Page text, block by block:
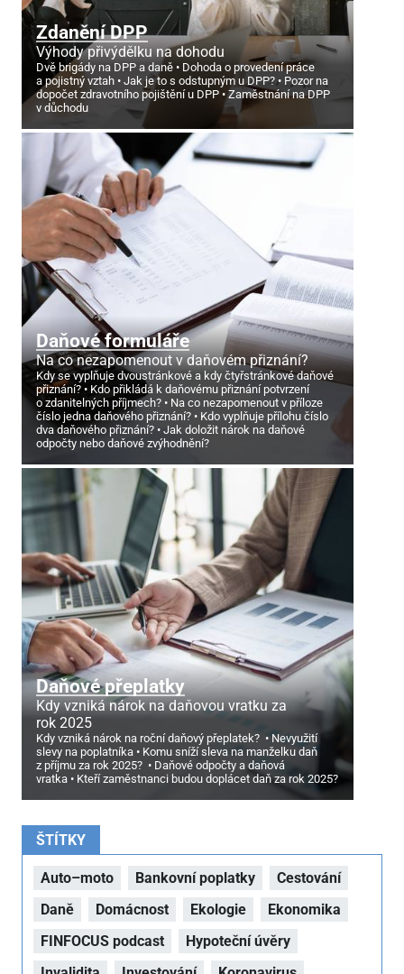
Zdanění DPP
Výhody přivýdělku na dohodu
Dvě brigády na DPP a daně
Dohoda o provedení práce
a pojistný vztah
Jak je to s odstupným u DPP?
Pozor na
dopočet zdravotního pojištění u DPP
Zaměstnání na DPP
v důchodu
Daňové formuláře
Na co nezapomenout v daňovém přiznání?
Kdy se vyplňuje dvoustránkové a kdy čtyřstránkové daňové
přiznání?
Kdo přikládá k daňovému přiznání potvrzení
o zdanitelných příjmech?
Na co nezapomenout v příloze
číslo jedna daňového přiznání?
Kdo vyplňuje přílohu číslo
dva daňového přiznání?
Jak doložit nárok na daňové
odpočty nebo daňové zvýhodnění?
Daňové přeplatky
Kdy vzniká nárok na daňovou vratku za
rok 2025
Kdy vzniká nárok na roční daňový přeplatek?
Nevyužití
slevy na poplatníka
Komu sníží sleva na manželku daň
z příjmu za rok 2025?
Daňové odpočty a daňová
vratka
Kteří zaměstnanci budou doplácet daň za rok 2025?
ŠTÍTKY
Auto–moto Bankovní poplatky
Cestování
Daně
Domácnost Ekologie
Ekonomika
FINFOCUS podcast
Hypoteční úvěry